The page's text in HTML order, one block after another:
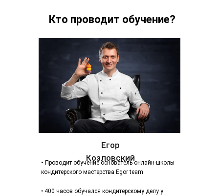
Кто проводит обучение?
Егор
Козловский
• Проводит обучение основатель онлайн-школы
кондитерского мастерства Egor team
• 400 часов обучался кондитерскому делу у